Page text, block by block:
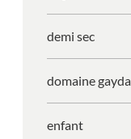
demi sec
domaine gayda
enfant